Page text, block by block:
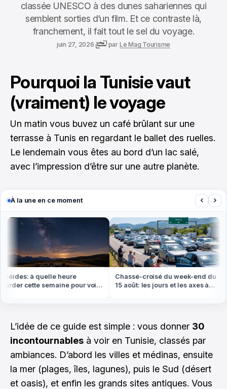
classée UNESCO à des dunes sahariennes qui
semblent sorties d’un film. Et ce contraste là,
franchement, il fait tout le sel du voyage.
juin 27, 2026 par Le Mag Tourisme
Pourquoi la Tunisie vaut
(vraiment) le voyage
Un matin vous buvez un café brûlant sur une
terrasse à Tunis en regardant le ballet des ruelles.
Le lendemain vous êtes au bord d’un lac salé,
avec l’impression d’être sur une autre planète.
À la une en ce moment ‹ ›
à quelle heure
cette semaine pour voir
Chassé-croisé du week-end du
15 août: les jours et les axes à
L’idée de ce guide est simple : vous donner 30
incontournables à voir en Tunisie, classés par
ambiances. D’abord les villes et médinas, ensuite
la mer (plages, îles, lagunes), puis le Sud (désert
et oasis), et enfin les grands sites antiques. Vous